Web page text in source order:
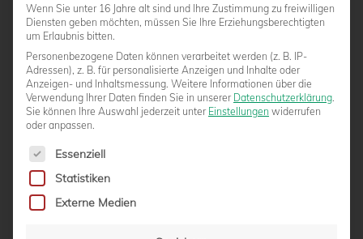
#REFUGEESWELCOME – PREUSSEN E
Wenn Sie unter 16 Jahre alt sind und Ihre Zustimmung zu freiwilligen
Diensten geben möchten, müssen Sie Ihre Erziehungsberechtigten
um Erlaubnis bitten.
Personenbezogene Daten können verarbeitet werden (z. B. IP-
Adressen), z. B. für personalisierte Anzeigen und Inhalte oder
Anzeigen- und Inhaltsmessung. Weitere Informationen über die
Verwendung Ihrer Daten finden Sie in unserer Datenschutzerklärung.
Sie können Ihre Auswahl jederzeit unter Einstellungen widerrufen
oder anpassen.
Es folgt eine Liste der Service-Gruppen, für die eine
Essenziell
Statistiken
Externe Medien